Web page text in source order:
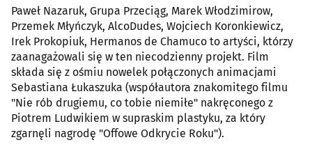
Paweł Nazaruk, Grupa Przeciąg, Marek Włodzimirow,
Przemek Młyńczyk, AlcoDudes, Wojciech Koronkiewicz,
Irek Prokopiuk, Hermanos de Chamuco to artyści, którzy
zaanagażowali się w ten niecodzienny projekt. Film
składa się z ośmiu nowelek połączonych animacjami
Sebastiana Łukaszuka (współautora znakomitego filmu
"Nie rób drugiemu, co tobie niemiłe" nakręconego z
Piotrem Ludwikiem w supraskim plastyku, za który
zgarnęli nagrodę "Offowe Odkrycie Roku").